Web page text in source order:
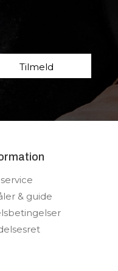
& guide